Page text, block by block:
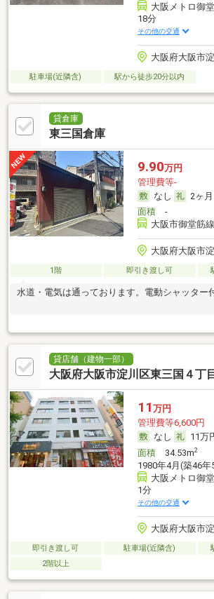
大阪メトロ御
18分
その他の交通
大阪府大阪市
駐車場(近隣含) 駅から徒歩20分以内
貸倉庫
東三国倉庫
9.90万円
管理費等-
なし
2ヶ月
面積-
大阪市御堂筋
大阪府大阪市
1階 即引き渡し可
水道・電気は通っております。電動シャッター
貸店舗（建物一部）
大阪府大阪市淀川区東三国４丁目
11 万円
管理費等6,600円
なし
11万
面積34.53m2
1980年4月(築46年
大阪メトロ御
1分
その他の交通
大阪府大阪市
即引き渡し可 駐車場(近隣含)
2階以上